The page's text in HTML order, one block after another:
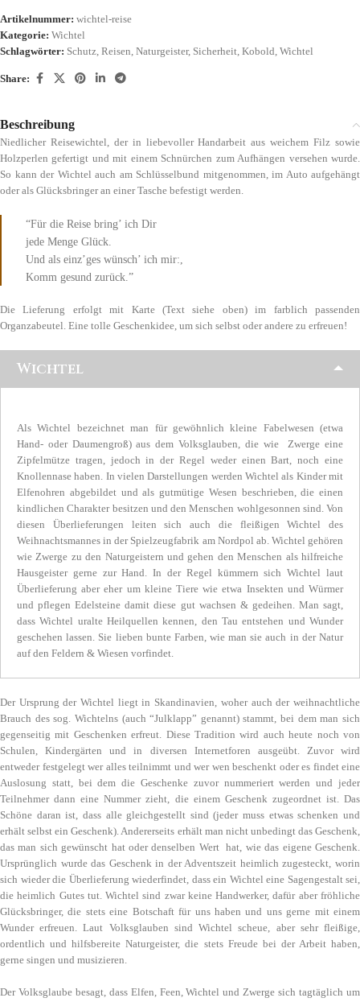
Artikelnummer: wichtel-reise
Kategorie: Wichtel
Schlagwörter: Schutz, Reisen, Naturgeister, Sicherheit, Kobold, Wichtel
Share:
Beschreibung
Niedlicher Reisewichtel, der in liebevoller Handarbeit aus weichem Filz sowie
Holzperlen gefertigt und mit einem Schnürchen zum Aufhängen versehen wurde.
So kann der Wichtel auch am Schlüsselbund mitgenommen, im Auto aufgehängt
oder als Glücksbringer an einer Tasche befestigt werden.
“Für die Reise bring’ ich Dir
jede Menge Glück.
Und als einz’ges wünsch’ ich mir:,
Komm gesund zurück.”
Die Lieferung erfolgt mit Karte (Text siehe oben) im farblich passenden
Organzabeutel. Eine tolle Geschenkidee, um sich selbst oder andere zu erfreuen!
Wichtel
Als Wichtel bezeichnet man für gewöhnlich kleine Fabelwesen (etwa
Hand- oder Daumengroß) aus dem Volksglauben, die wie Zwerge eine
Zipfelmütze tragen, jedoch in der Regel weder einen Bart, noch eine
Knollennase haben. In vielen Darstellungen werden Wichtel als Kinder mit
Elfenohren abgebildet und als gutmütige Wesen beschrieben, die einen
kindlichen Charakter besitzen und den Menschen wohlgesonnen sind. Von
diesen Überlieferungen leiten sich auch die fleißigen Wichtel des
Weihnachtsmannes in der Spielzeugfabrik am Nordpol ab. Wichtel gehören
wie Zwerge zu den Naturgeistern und gehen den Menschen als hilfreiche
Hausgeister gerne zur Hand. In der Regel kümmern sich Wichtel laut
Überlieferung aber eher um kleine Tiere wie etwa Insekten und Würmer
und pflegen Edelsteine damit diese gut wachsen & gedeihen. Man sagt,
dass Wichtel uralte Heilquellen kennen, den Tau entstehen und Wunder
geschehen lassen. Sie lieben bunte Farben, wie man sie auch in der Natur
auf den Feldern & Wiesen vorfindet.
Der Ursprung der Wichtel liegt in Skandinavien, woher auch der weihnachtliche
Brauch des sog. Wichtelns (auch “Julklapp” genannt) stammt, bei dem man sich
gegenseitig mit Geschenken erfreut. Diese Tradition wird auch heute noch von
Schulen, Kindergärten und in diversen Internetforen ausgeübt. Zuvor wird
entweder festgelegt wer alles teilnimmt und wer wen beschenkt oder es findet eine
Auslosung statt, bei dem die Geschenke zuvor nummeriert werden und jeder
Teilnehmer dann eine Nummer zieht, die einem Geschenk zugeordnet ist. Das
Schöne daran ist, dass alle gleichgestellt sind (jeder muss etwas schenken und
erhält selbst ein Geschenk). Andererseits erhält man nicht unbedingt das Geschenk,
das man sich gewünscht hat oder denselben Wert hat, wie das eigene Geschenk.
Ursprünglich wurde das Geschenk in der Adventszeit heimlich zugesteckt, worin
sich wieder die Überlieferung wiederfindet, dass ein Wichtel eine Sagengestalt sei,
die heimlich Gutes tut. Wichtel sind zwar keine Handwerker, dafür aber fröhliche
Glücksbringer, die stets eine Botschaft für uns haben und uns gerne mit einem
Wunder erfreuen. Laut Volksglauben sind Wichtel scheue, aber sehr fleißige,
ordentlich und hilfsbereite Naturgeister, die stets Freude bei der Arbeit haben,
gerne singen und musizieren.
Der Volksglaube besagt, dass Elfen, Feen, Wichtel und Zwerge sich tagtäglich um